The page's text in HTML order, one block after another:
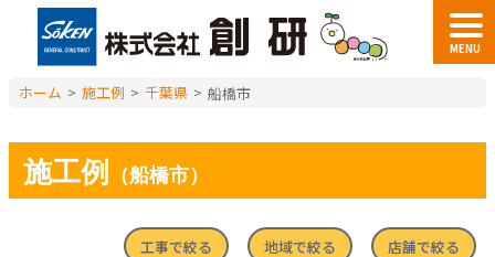
MENU
ホーム > 施工例 > 千葉県 > 船橋市
施工例 （船橋市）
工事で絞る 地域で絞る 店舗で絞る